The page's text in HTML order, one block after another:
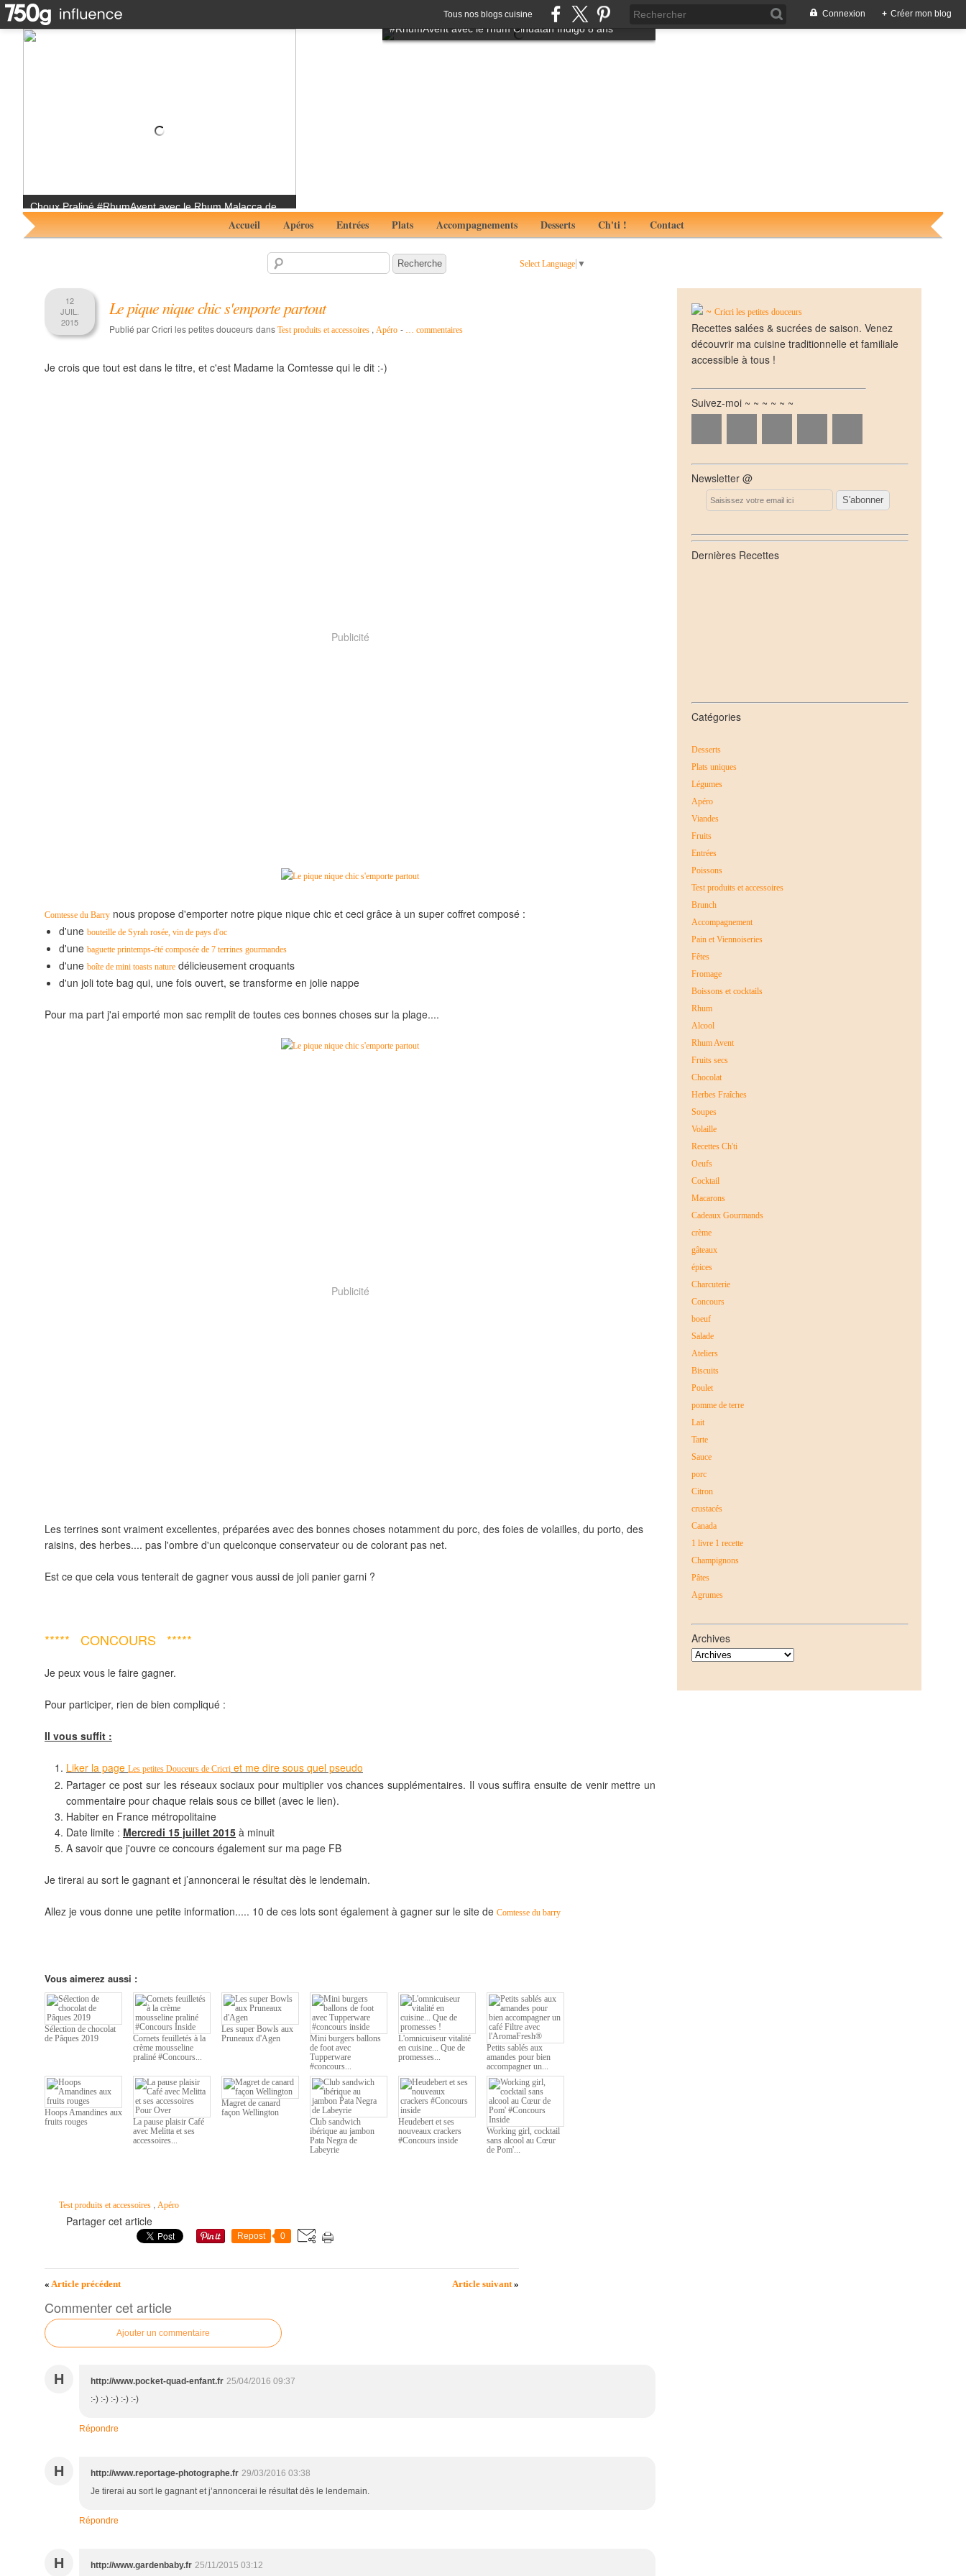
Tous nos blogs cuisine Connexion + Créer mon blog
Botafogo
Tartare de boeuf à l'italienne aux notes de truffes
#RhumAvent avec le rhum Cihuatan Indigo 8 ans
Accueil Apéros Entrées Plats Accompagnements Desserts Ch'ti ! Contact
Select Language ▼
12
JUIL.
2015
Le pique nique chic s'emporte partout
Publié par Cricri les petites douceurs dans Test produits et accessoires , Apéro - … commentaires
Je crois que tout est dans le titre, et c'est Madame la Comtesse qui le dit :-)
Publicité
Comtesse du Barry nous propose d'emporter notre pique nique chic et ceci grâce à un super coffret composé :
d'une bouteille de Syrah rosée, vin de pays d'oc
d'une baguette printemps-été composée de 7 terrines gourmandes
d'une boîte de mini toasts nature délicieusement croquants
d'un joli tote bag qui, une fois ouvert, se transforme en jolie nappe
Pour ma part j'ai emporté mon sac remplit de toutes ces bonnes choses sur la plage....
Publicité
Les terrines sont vraiment excellentes, préparées avec des bonnes choses notamment du porc, des foies de volailles, du porto, des
raisins, des herbes.... pas l'ombre d'un quelconque conservateur ou de colorant pas net.
Est ce que cela vous tenterait de gagner vous aussi de joli panier garni ?
***** CONCOURS *****
Je peux vous le faire gagner.
Pour participer, rien de bien compliqué :
Il vous suffit :
Liker la page Les petites Douceurs de Cricri et me dire sous quel pseudo
Partager ce post sur les réseaux sociaux pour multiplier voschances supplémentaires. Il vous suffira ensuite de venir mettre un
commentaire pour chaque relais sous ce billet (avec le lien).
Habiter en France métropolitaine
Date limite : Mercredi 15 juillet 2015 à minuit
A savoir que j'ouvre ce concours également sur ma page FB
Je tirerai au sort le gagnant et j’annoncerai le résultat dès le lendemain.
Allez je vous donne une petite information..... 10 de ces lots sont également à gagner sur le site de Comtesse du barry
Vous aimerez aussi :
Sélection de chocolat
de Pâques 2019
Cornets feuilletés à la
crème mousseline
praliné #Concours...
Les super Bowls aux
Pruneaux d'Agen
Mini burgers ballons
de foot avec
Tupperware
#concours...
L'omnicuiseur vitalité
en cuisine... Que de
promesses...
Petits sablés aux
amandes pour bien
accompagner un...
Hoops Amandines aux
fruits rouges
La pause plaisir Café
avec Melitta et ses
accessoires...
Magret de canard
façon Wellington
Club sandwich
ibérique au jambon
Pata Negra de
Labeyrie
Heudebert et ses
nouveaux crackers
#Concours inside
Working girl, cocktail
sans alcool au Cœur
de Pom'...
Test produits et accessoires , Apéro
Partager cet article
Repost 0
« Article précédent Article suivant»
Commenter cet article
Ajouter un commentaire
H http://www.pocket-quad-enfant.fr 25/04/2016 09:37
:-) :-) :-) :-) :-)
Répondre
H http://www.reportage-photographe.fr 29/03/2016 03:38
Je tirerai au sort le gagnant et j’annoncerai le résultat dès le lendemain.
Répondre
H http://www.gardenbaby.fr 25/11/2015 03:12
~ Cricri les petites douceurs
Recettes salées & sucrées de saison. Venez
découvrir ma cuisine traditionnelle et familiale
accessible à tous !
Suivez-moi ~ ~ ~ ~ ~ ~
Newsletter @
Email
Dernières Recettes
Catégories
Desserts
Plats uniques
Légumes
Apéro
Viandes
Fruits
Entrées
Poissons
Test produits et accessoires
Brunch
Accompagnement
Pain et Viennoiseries
Fêtes
Fromage
Boissons et cocktails
Rhum
Alcool
Rhum Avent
Fruits secs
Chocolat
Herbes Fraîches
Soupes
Volaille
Recettes Ch'ti
Oeufs
Cocktail
Macarons
Cadeaux Gourmands
crème
gâteaux
épices
Charcuterie
Concours
boeuf
Salade
Ateliers
Biscuits
Poulet
pomme de terre
Lait
Tarte
Sauce
porc
Citron
crustacés
Canada
1 livre 1 recette
Champignons
Pâtes
Agrumes
Archives